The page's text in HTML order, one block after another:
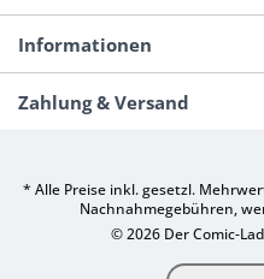
Informationen
Zahlung & Versand
* Alle Preise inkl. gesetzl.
Nachnahmegebühren,
© 2026 Der Comic-